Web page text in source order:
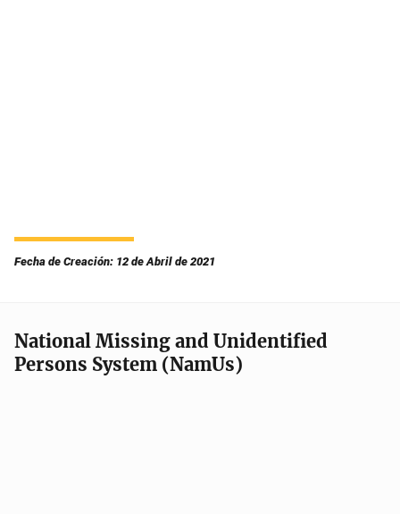
Fecha de Creación: 12 de Abril de 2021
National Missing and Unidentified
Persons System (NamUs)